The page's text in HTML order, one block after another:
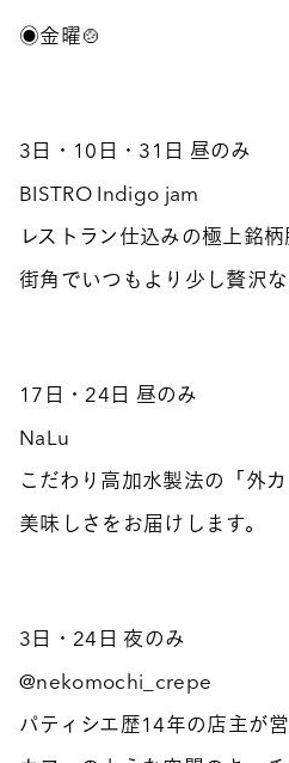
◉金曜🍲
3日・10日・31日 昼のみ
BISTRO Indigo jam
レストラン仕込みの極上銘
街角でいつもより少し贅沢
17日・24日 昼のみ
NaLu
こだわり高加水製法の「外
美味しさをお届けします。
3日・24日 夜のみ
@nekomochi_crepe
パティシエ歴14年の店主が